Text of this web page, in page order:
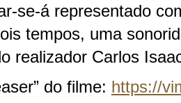
se-á representado
tempos, uma
realizador Carlos
do filme: https://